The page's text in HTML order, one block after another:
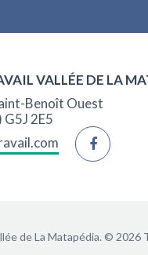
VALLÉE DE LA
Benoît Ouest
2E5
de La Matapédia. © 2026